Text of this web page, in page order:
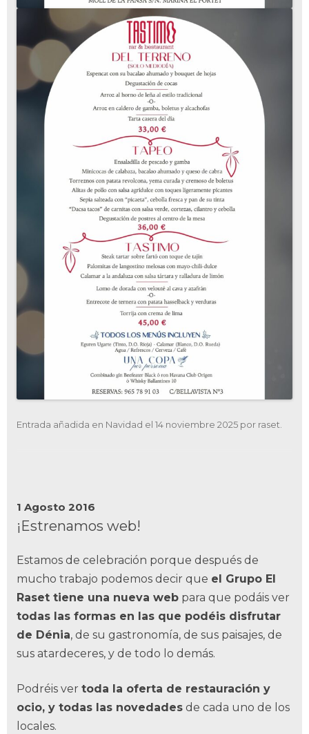
Entrada añadida en Navidad el 14 noviembre 2025 por raset
1 Agosto 2016
¡Estrenamos web!
Estamos de celebración porque después de
mucho trabajo podemos decir que el Grupo El
Raset tiene una nueva web para que podáis ver
todas las formas en las que podéis disfrutar
de Dénia, de su gastronomía, de sus paisajes, de
sus atardeceres, y de todo lo demás.
Podréis ver toda la oferta de restauración y
ocio, y todas las novedades de cada uno de los
locales.